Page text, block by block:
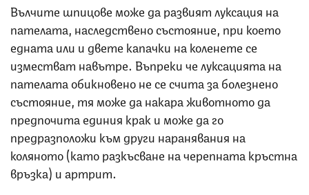
Вълчите шпицове може да развият луксация на
пателата, наследствено състояние, при което
едната или и двете капачки на коленете се
изместват навътре. Въпреки че луксацията на
пателата обикновено не се счита за болезнено
състояние, тя може да накара животното да
предпочита единия крак и може да го
предразположи към други наранявания на
коляното (като разкъсване на черепната кръстна
връзка) и артрит.